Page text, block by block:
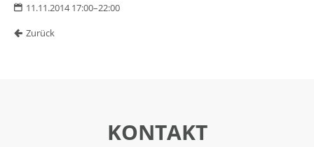
11.11.2014 17:00–22:00
Zurück
KONTAKT